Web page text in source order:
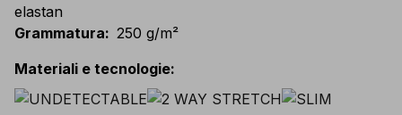
elastan
Grammatura: 250 g/m²
Materiali e tecnologie: